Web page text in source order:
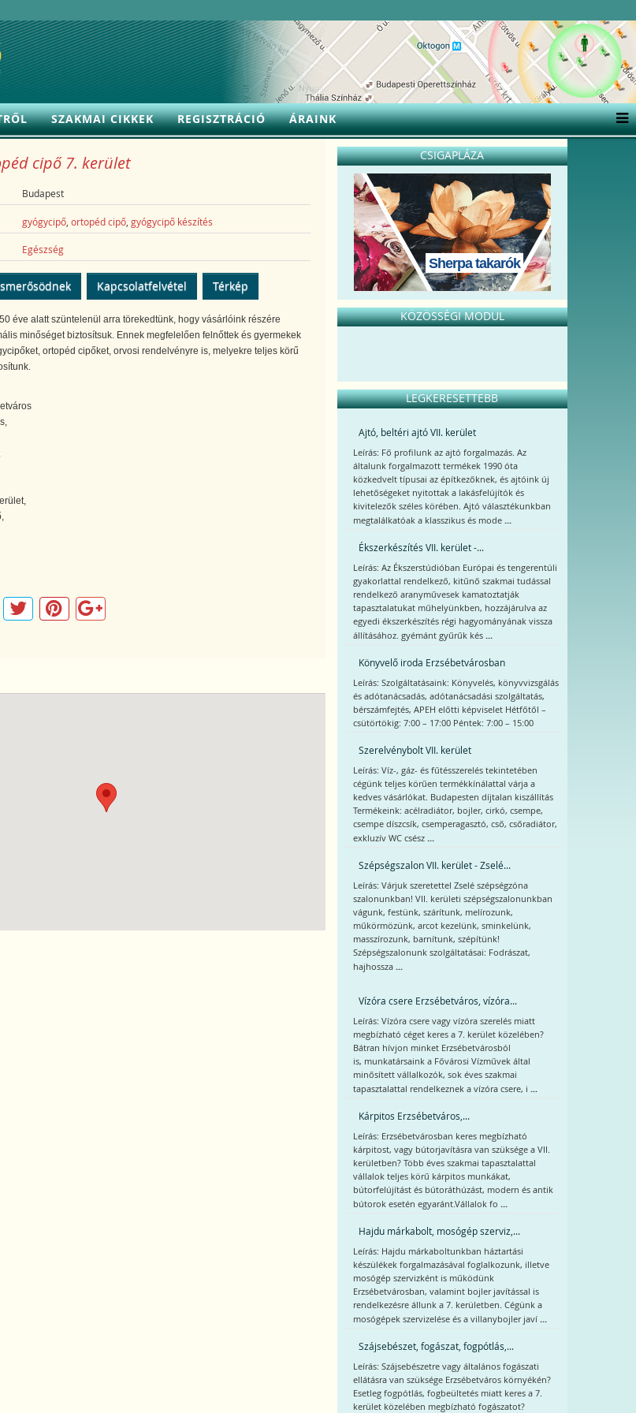
SZAKMAI CIKKEK REGISZTRÁCIÓ ÁRAINK
cipő 7. kerület
Budapest
gyógycipő, ortopéd cipő, gyógycipő készítés
Egészség
Kapcsolatfelvétel Térkép
éve alatt szüntelenül arra törekedtünk, hogy vásárlóink részére
minőséget biztosítsuk. Ennek megfelelően felnőttek és gyermekek
ortopéd cipőket, orvosi rendelvényre is, melyekre teljes körű
CSIGAPLÁZA
Sherpa takarók
KÖZÖSSÉGI MODUL
LEGKERESETTEBB
Ajtó, beltéri ajtó VII. kerület
Leírás: Fő profilunk az ajtó forgalmazás. Az
általunk forgalmazott termékek 1990 óta
közkedvelt típusai az építkezőknek, és ajtóink új
lehetőségeket nyitottak a lakásfelújítók és
kivitelezők széles körében. Ajtó választékunkban
megtalálkatóak a klasszikus és mode ...
Ékszerkészítés VII. kerület -...
Leírás: Az Ékszerstúdióban Európai és tengerentúli
gyakorlattal rendelkező, kitűnő szakmai tudással
rendelkező aranyművesek kamatoztatják
tapasztalatukat műhelyünkben, hozzájárulva az
egyedi ékszerkészítés régi hagyományának vissza
állításához. gyémánt gyűrűk kés ...
Könyvelő iroda Erzsébetvárosban
Leírás: Szolgáltatásaink: Könyvelés, könyvvizsgálás
és adótanácsadás, adótanácsadási szolgáltatás,
bérszámfejtés, APEH előtti képviselet Hétfőtől –
csütörtökig: 7:00 – 17:00 Péntek: 7:00 – 15:00
Szerelvénybolt VII. kerület
Leírás: Víz-, gáz- és fűtésszerelés tekintetében
cégünk teljes körűen termékkínálattal várja a
kedves vásárlókat. Budapesten díjtalan kiszállítás
Termékeink: acélradiátor, bojler, cirkó, csempe,
csempe díszcsík, csemperagasztó, cső, csőradiátor,
exkluzív WC csész ...
Szépségszalon VII. kerület - Zselé...
Leírás: Várjuk szeretettel Zselé szépségzóna
szalonunkban! VII. kerületi szépségszalonunkban
vágunk, festünk, szárítunk, melírozunk,
műkörmözünk, arcot kezelünk, sminkelünk,
masszírozunk, barnítunk, szépítünk!
Szépségszalonunk szolgáltatásai: Fodrászat,
hajhossza ...
Vízóra csere Erzsébetváros, vízóra...
Leírás: Vízóra csere vagy vízóra szerelés miatt
megbízható céget keres a 7. kerület közelében?
Bátran hívjon minket Erzsébetvárosból
is, munkatársaink a Fővárosi Vízművek által
minősített vállalkozók, sok éves szakmai
tapasztalattal rendelkeznek a vízóra csere, i ...
Kárpitos Erzsébetváros,...
Leírás: Erzsébetvárosban keres megbízható
kárpitost, vagy bútorjavításra van szüksége a VII.
kerületben? Több éves szakmai tapasztalattal
vállalok teljes körű kárpitos munkákat,
bútorfelújítást és bútoráthúzást, modern és antik
bútorok esetén egyaránt.Vállalok fo ...
Hajdu márkabolt, mosógép szerviz,...
Leírás: Hajdu márkaboltunkban háztartási
készülékek forgalmazásával foglalkozunk, illetve
mosógép szervizként is működünk
Erzsébetvárosban, valamint bojler javítással is
rendelkezésre állunk a 7. kerületben. Cégünk a
mosógépek szervizelése és a villanybojler javí ...
Szájsebészet, fogászat, fogpótlás,...
Leírás: Szájsebészetre vagy általános fogászati
ellátásra van szüksége Erzsébetváros környékén?
Esetleg fogpótlás, fogbeültetés miatt keres a 7.
kerület közelében megbízható fogászatot?